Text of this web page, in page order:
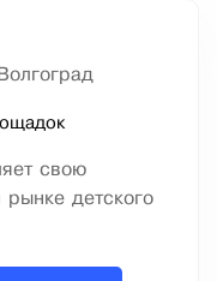
свою
рынке детского